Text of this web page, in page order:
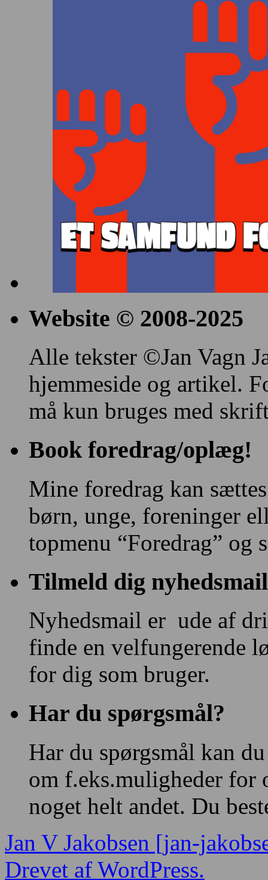
Website © 2008-2025
Alle tekster ©Jan Vagn
hjemmeside og artikel.
må kun bruges med
Book foredrag/oplæg!
Mine foredrag kan
børn, unge, foreninger
topmenu “Foredrag” og
Tilmeld dig nyhedsmail
Nyhedsmail er ude af
finde en velfungerende
for dig som bruger.
Har du spørgsmål?
Har du spørgsmål kan
om f.eks.muligheder
noget helt andet. Du
Jan V Jakobsen [jan-
Drevet af WordPress.